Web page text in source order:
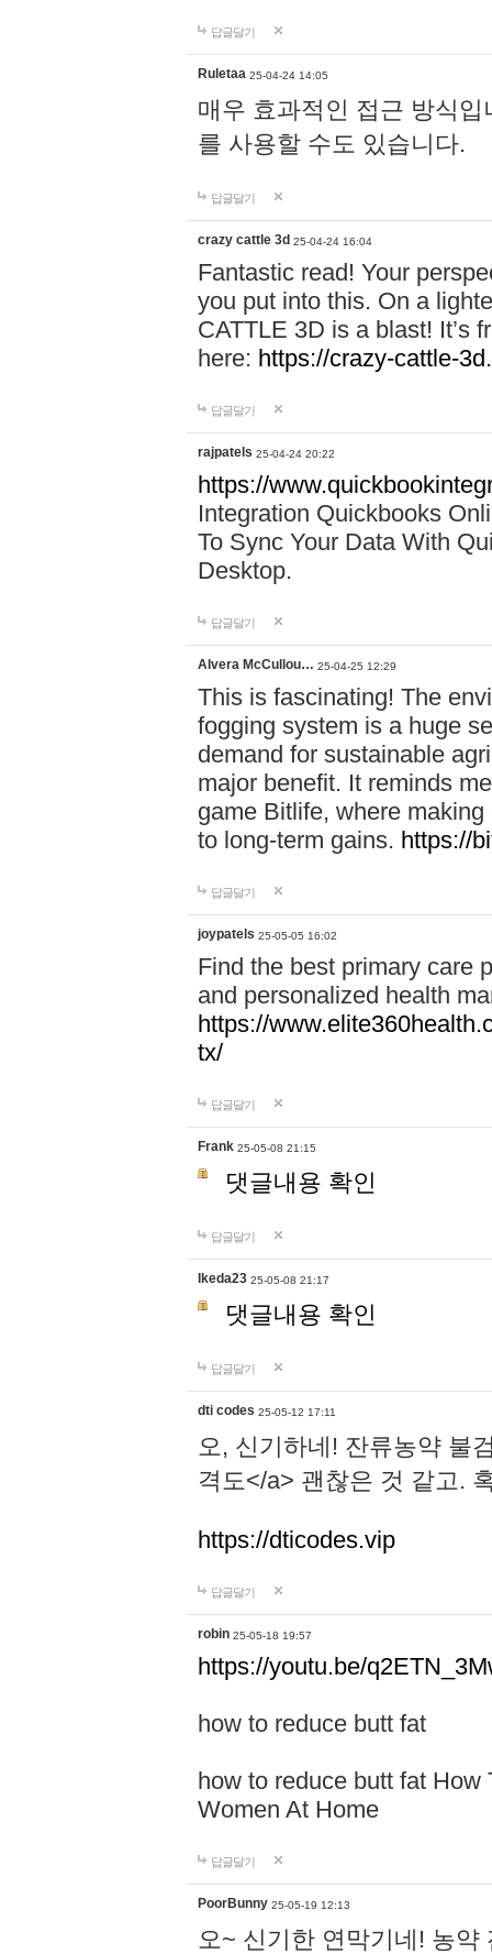
답글달기
Ruletaa 25-04-24 14:05
매우 효과적인 접근 방식입
를 사용할 수도 있습니다.
답글달기
crazy cattle 3d 25-04-24 16:04
Fantastic read! Your
you put into this. On a
CATTLE 3D is a blast! It’s
here: https://crazy-cattle-
답글달기
rajpatels 25-04-24 20:22
https://
Integration Quickbooks
To Sync Your Data With
Desktop.
답글달기
Alvera McCullou… 25-04-25 12:29
This is fascinating! The
fogging system is a huge
demand for sustainable
major benefit. It reminds
game Bitlife, where
to long-term gains. https://
답글달기
joypatels 25-05-05 16:02
Find the best primary care
and personalized health
https://
tx/
답글달기
Frank 25-05-08 21:15
댓글내용 확인
답글달기
Ikeda23 25-05-08 21:17
댓글내용 확인
답글달기
dti codes 25-05-12 17:11
오, 신기하네! 잔류농약 불
격도</a> 괜찮은 것 같고.
https://dticodes.vip
답글달기
robin 25-05-18 19:57
https://youtu.be/
how to reduce butt fat
how to reduce butt fat
Women At Home
답글달기
PoorBunny 25-05-19 12:13
오~ 신기한 연막기네! 농약